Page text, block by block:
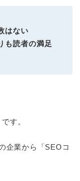
はない
も読者の満足
です。
企業から「SEOコ